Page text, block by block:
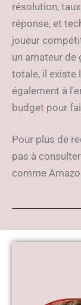
résolution,
réponse, et
joueur
un amateur
totale, il existe
également à
budget pour
Pour plus de
pas à
comme